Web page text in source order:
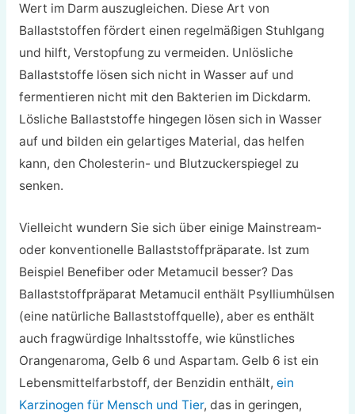
Wert im Darm auszugleichen. Diese Art von
Ballaststoffen fördert einen regelmäßigen Stuhlgang
und hilft, Verstopfung zu vermeiden. Unlösliche
Ballaststoffe lösen sich nicht in Wasser auf und
fermentieren nicht mit den Bakterien im Dickdarm.
Lösliche Ballaststoffe hingegen lösen sich in Wasser
auf und bilden ein gelartiges Material, das helfen
kann, den Cholesterin- und Blutzuckerspiegel zu
senken.
Vielleicht wundern Sie sich über einige Mainstream-
oder konventionelle Ballaststoffpräparate. Ist zum
Beispiel Benefiber oder Metamucil besser? Das
Ballaststoffpräparat Metamucil enthält Psylliumhülsen
(eine natürliche Ballaststoffquelle), aber es enthält
auch fragwürdige Inhaltsstoffe, wie künstliches
Orangenaroma, Gelb 6 und Aspartam. Gelb 6 ist ein
Lebensmittelfarbstoff, der Benzidin enthält, ein
Karzinogen für Mensch und Tier, das in geringen,